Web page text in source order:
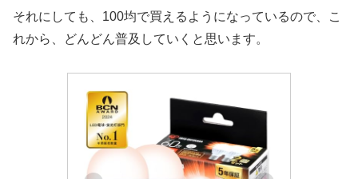
それにしても、100均で買えるようになっているので、こ
れから、どんどん普及していくと思います。